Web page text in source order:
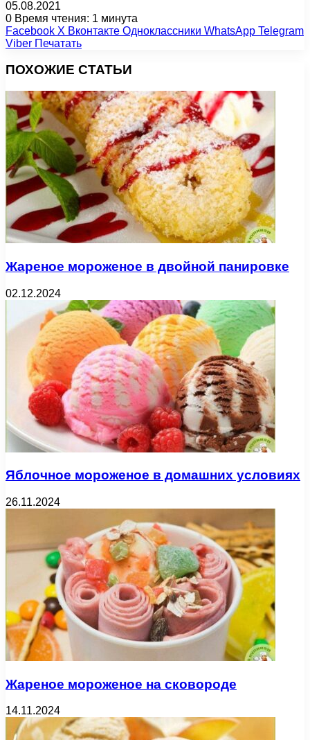
05.08.2021
0 Время чтения: 1 минута
Facebook X Вконтакте Одноклассники WhatsApp Telegram
Viber Печатать
ПОХОЖИЕ СТАТЬИ
Жареное мороженое в двойной панировке
02.12.2024
Яблочное мороженое в домашних условиях
26.11.2024
Жареное мороженое на сковороде
14.11.2024